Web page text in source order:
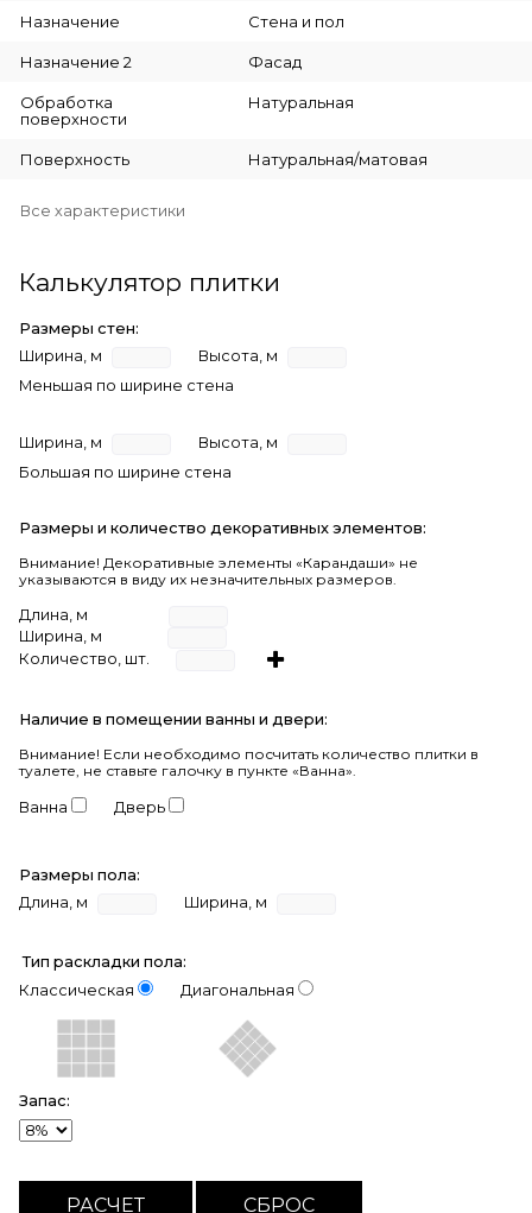
Назначение Стена и пол
Назначение 2 Фасад
Обработка
поверхности
Натуральная
Поверхность Натуральная/матовая
Все характеристики
Калькулятор плитки
Размеры стен:
Ширина, м
Высота, м
Меньшая по ширине стена
Ширина, м
Высота, м
Большая по ширине стена
Размеры и количество декоративных элементов:
Внимание! Декоративные элементы «Карандаши» не
указываются в виду их незначительных размеров.
Длина, м
Ширина, м
Количество, шт.
Наличие в помещении ванны и двери:
Внимание! Если необходимо посчитать количество плитки в
туалете, не ставьте галочку в пункте «Ванна».
Ванна Дверь
Размеры пола:
Длина, м
Ширина, м
Тип раскладки пола:
Классическая
Диагональная
Запас: